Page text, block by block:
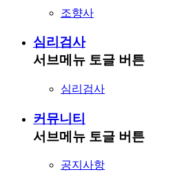
조향사
심리검사
서브메뉴 토글 버튼
심리검사
커뮤니티
서브메뉴 토글 버튼
공지사항